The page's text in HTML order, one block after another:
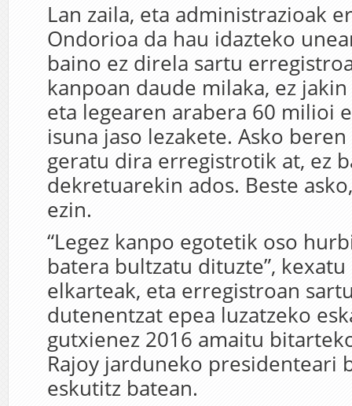
Lan zaila, eta administrazioak
Ondorioa da hau idazteko
baino ez direla sartu
kanpoan daude milaka, ez
eta legearen arabera 60 milioi
isuna jaso lezakete. Asko
geratu dira erregistrotik at, ez
dekretuarekin ados. Beste
ezin.
“Legez kanpo egotetik oso
batera bultzatu dituzte”,
elkarteak, eta erregistroan
dutenentzat epea luzatzeko
gutxienez 2016 amaitu
Rajoy jarduneko presidenteari
eskutitz batean.